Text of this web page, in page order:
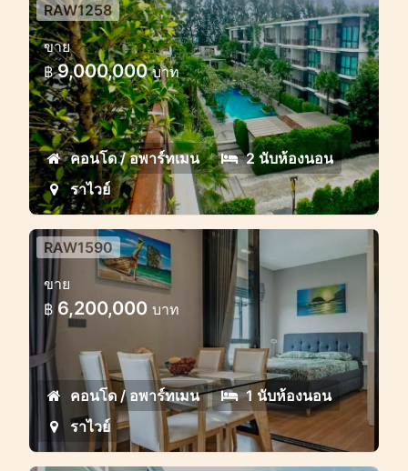
RAW1258
ขาย
฿ 9,000,000บาท
คอนโด / อพาร์ทเมน
2 นับห้องนอน
ราไวย์
ขายคอนโด Title V 1 ห้องนอน
คอนโดมีสไตล์ในราไวย์ ใกล้ชายหาด
RAW1590
ขาย
฿ 6,200,000 บาท
คอนโด / อพาร์ทเมน
1 นับห้องนอน
ราไวย์